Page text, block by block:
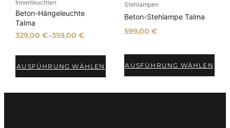
Innenleuchten
Beton-Hängeleuchte
Talma
329,00€–359,00€
AUSFÜHRUNG WÄHLEN
Stehlampen
Beton-Stehlampe Talma
599,00 €
AUSFÜHRUNG WÄHLEN